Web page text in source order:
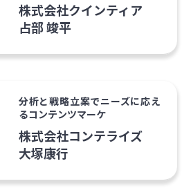
株式会社クインティア
占部 竣平
分析と戦略立案でニーズに応え
るコンテンツマーケ
株式会社コンテライズ
大塚康行